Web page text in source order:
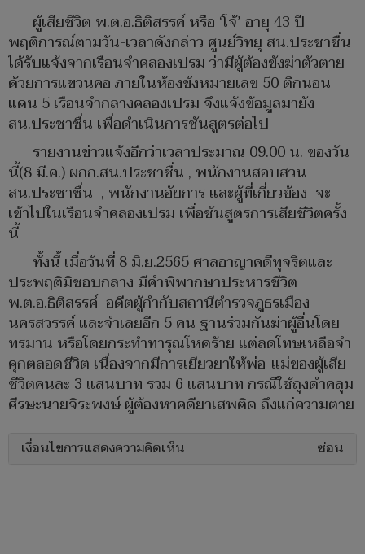
ผู้เสียชีวิต พ.ต.อ.ธิติสรรค์ หรือ ‘โจ้’ อายุ 43 ปี
พฤติการณ์ตามวัน-เวลาดังกล่าว ศูนย์วิทยุ สน.ประชาชื่น
ได้รับแจ้งจากเรือนจำคลองเปรม ว่ามีผู้ต้องขังฆ่าตัวตาย
ด้วยการแขวนคอ ภายในห้องขังหมายเลข 50 ตึกนอน
แดน 5 เรือนจำกลางคลองเปรม จึงแจ้งข้อมูลมายัง
สน.ประชาชื่น เพื่อดำเนินการชันสูตรต่อไป
รายงานข่าวแจ้งอีกว่าเวลาประมาณ 09.00 น. ของวัน
นี้(8 มี.ค.) ผกก.สน.ประชาชื่น , พนักงานสอบสวน
สน.ประชาชื่น , พนักงานอัยการ และผู้ที่เกี่ยวข้อง จะ
เข้าไปในเรือนจำคลองเปรม เพื่อชันสูตรการเสียชีวิตครั้ง
นี้
ทั้งนี้ เมื่อวันที่ 8 มิ.ย.2565 ศาลอาญาคดีทุจริตและ
ประพฤติมิชอบกลาง มีคำพิพากษาประหารชีวิต
พ.ต.อ.ธิติสรรค์ อดีตผู้กำกับสถานีตำรวจภูธรเมือง
นครสวรรค์ และจำเลยอีก 5 คน ฐานร่วมกันฆ่าผู้อื่นโดย
ทรมาน หรือโดยกระทำทารุณโหดร้าย แต่ลดโทษเหลือจำ
คุกตลอดชีวิต เนื่องจากมีการเยียวยาให้พ่อ-แม่ของผู้เสีย
ชีวิตคนละ 3 แสนบาท รวม 6 แสนบาท กรณีใช้ถุงดำคลุม
ศีรษะนายจิระพงษ์ ผู้ต้องหาคดียาเสพติด ถึงแก่ความตาย
เงื่อนไขการแสดงความคิดเห็น ซ่อน